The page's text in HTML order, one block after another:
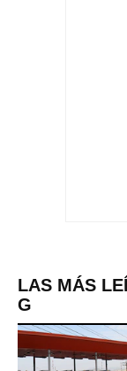
LAS MÁS
G